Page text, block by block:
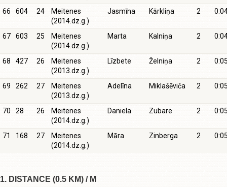
66 604 24
Meitenes
(2014.dz.g.)
Jasmīna Kārkliņa 2
67 603 25
Meitenes
(2014.dz.g.)
Marta Kalniņa 2
68 427 26
Meitenes
(2013.dz.g.)
Līzbete Želniņa 2
69 262 27
Meitenes
(2013.dz.g.)
Adelīna Miklašēviča 2
70 28 26
Meitenes
(2014.dz.g.)
Daniela Zubare 2
71 168 27
Meitenes
(2014.dz.g.)
Māra Zinberga 2
1. DISTANCE (0.5 KM) / M